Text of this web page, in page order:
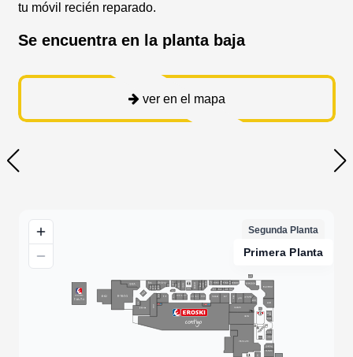
tu móvil recién reparado.
Se encuentra en la planta baja
ver en el mapa